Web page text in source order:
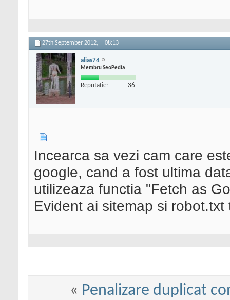
27th September 2012, 08:13
alias74
Membru SeoPedia
Reputatie: 36
Incearca sa vezi cam care
google, cand a fost ultima
utilizeaza functia "Fetch as
Evident ai sitemap si
« Penalizare duplicat